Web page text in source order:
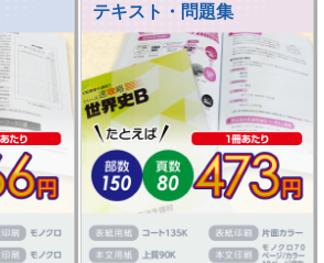
テキスト・問題集